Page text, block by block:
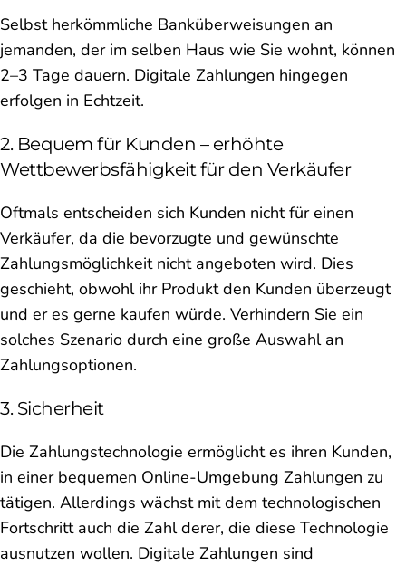
Selbst herkömmliche Banküberweisungen an
jemanden, der im selben Haus wie Sie wohnt, können
2–3 Tage dauern. Digitale Zahlungen hingegen
erfolgen in Echtzeit.
2. Bequem für Kunden – erhöhte
Wettbewerbsfähigkeit für den Verkäufer
Oftmals entscheiden sich Kunden nicht für einen
Verkäufer, da die bevorzugte und gewünschte
Zahlungsmöglichkeit nicht angeboten wird. Dies
geschieht, obwohl ihr Produkt den Kunden überzeugt
und er es gerne kaufen würde. Verhindern Sie ein
solches Szenario durch eine große Auswahl an
Zahlungsoptionen.
3. Sicherheit
Die Zahlungstechnologie ermöglicht es ihren Kunden,
in einer bequemen Online-Umgebung Zahlungen zu
tätigen. Allerdings wächst mit dem technologischen
Fortschritt auch die Zahl derer, die diese Technologie
ausnutzen wollen. Digitale Zahlungen sind